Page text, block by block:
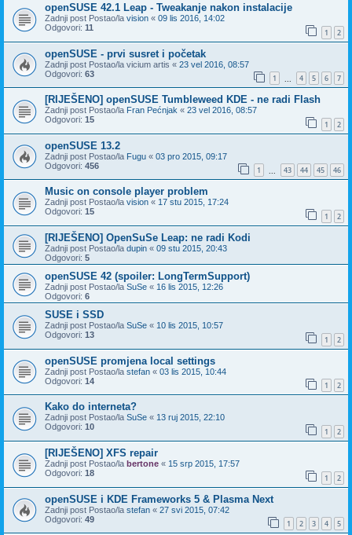
openSUSE 42.1 Leap - Tweakanje nakon instalacije
Zadnji post Postao/la vision « 09 lis 2016, 14:02
Odgovori: 11 1 2
openSUSE - prvi susret i početak
Zadnji post Postao/la vicium artis « 23 vel 2016, 08:57
Odgovori: 63 1 4 5 6 7
[RIJEŠENO] openSUSE Tumbleweed KDE - ne radi Flash
Zadnji post Postao/la Fran Pećnjak « 23 vel 2016, 08:57
Odgovori: 15 1 2
openSUSE 13.2
Zadnji post Postao/la Fugu « 03 pro 2015, 09:17
Odgovori: 456 1 43 44 45 46
Music on console player problem
Zadnji post Postao/la vision « 17 stu 2015, 17:24
Odgovori: 15 1 2
[RIJEŠENO] OpenSuSe Leap: ne radi Kodi
Zadnji post Postao/la dupin « 09 stu 2015, 20:43
Odgovori: 5
openSUSE 42 (spoiler: LongTermSupport)
Zadnji post Postao/la SuSe « 16 lis 2015, 12:26
Odgovori: 6
SUSE i SSD
Zadnji post Postao/la SuSe « 10 lis 2015, 10:57
Odgovori: 13 1 2
openSUSE promjena local settings
Zadnji post Postao/la stefan « 03 lis 2015, 10:44
Odgovori: 14 1 2
Kako do interneta?
Zadnji post Postao/la SuSe « 13 ruj 2015, 22:10
Odgovori: 10 1 2
[RIJEŠENO] XFS repair
Zadnji post Postao/la bertone « 15 srp 2015, 17:57
Odgovori: 18 1 2
openSUSE i KDE Frameworks 5 & Plasma Next
Zadnji post Postao/la stefan « 27 svi 2015, 07:42
Odgovori: 49 1 2 3 4 5